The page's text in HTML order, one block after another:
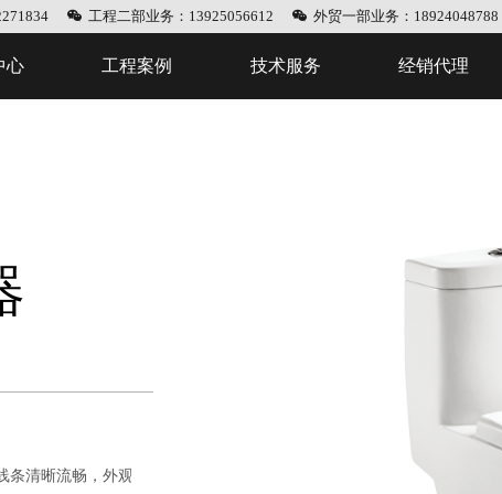
工程二部业务：13925056612 外贸一部业务：18924048788
心 工程案例 技术服务 经销代理
清晰流畅，外观圆